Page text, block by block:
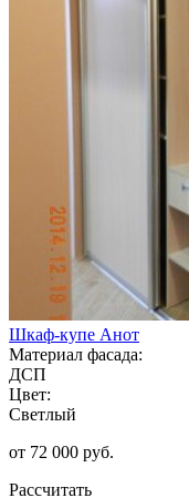
Шкаф-купе Анот
Материал фасада:
ДСП
Цвет:
Светлый
от 72 000 руб.
Рассчитать